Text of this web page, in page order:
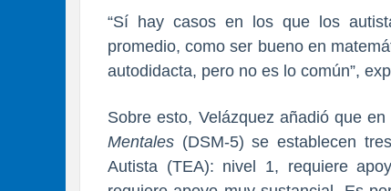
“Sí hay casos en los que los
promedio, como ser bueno en
autodidacta, pero no es lo común”,
Sobre esto, Velázquez añadió que en
Mentales (DSM-5) se establecen
Autista (TEA): nivel 1, requiere